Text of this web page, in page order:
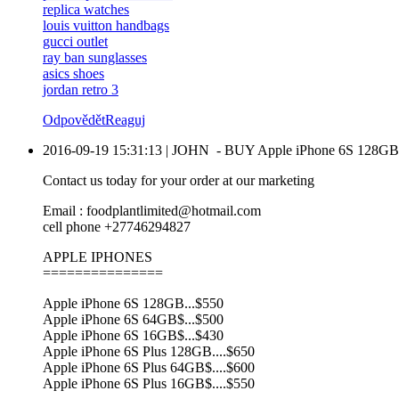
replica watches
louis vuitton handbags
gucci outlet
ray ban sunglasses
asics shoes
jordan retro 3
OdpovědětReaguj
2016-09-19 15:31:13 | JOHN - BUY Apple iPhone 6S
Contact us today for your order at our marketing
Email : foodplantlimited@hotmail.com
cell phone +27746294827
APPLE IPHONES
===============
Apple iPhone 6S 128GB...$550
Apple iPhone 6S 64GB$...$500
Apple iPhone 6S 16GB$...$430
Apple iPhone 6S Plus 128GB....$650
Apple iPhone 6S Plus 64GB$....$600
Apple iPhone 6S Plus 16GB$....$550